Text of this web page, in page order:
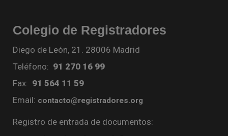
Colegio de Registradores
Diego de León, 21. 28006 Madrid
Teléfono: 91 270 16 99
Fax: 91 564 11 59
Email: contacto@registradores.org
Registro de entrada de documentos: